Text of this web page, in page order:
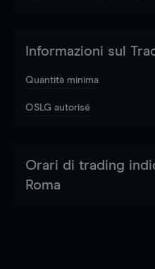
Informazioni sul
Quantità minima
OSLG autorisé
Orari di trading
Roma